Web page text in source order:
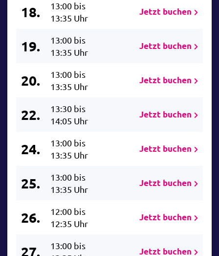
18.
13:00 bis
13:35 Uhr
Jetzt buchen
19.
13:00 bis
13:35 Uhr
Jetzt buchen
20.
13:00 bis
13:35 Uhr
Jetzt buchen
22.
13:30 bis
14:05 Uhr
Jetzt buchen
24.
13:00 bis
13:35 Uhr
Jetzt buchen
25.
13:00 bis
13:35 Uhr
Jetzt buchen
26.
12:00 bis
12:35 Uhr
Jetzt buchen
27.
13:00 bis
Jetzt buchen